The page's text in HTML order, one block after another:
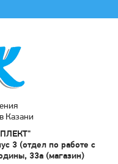
Казани
3 (отдел по работе с
33а (магазин)